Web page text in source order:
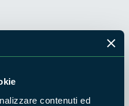
contenuti ed